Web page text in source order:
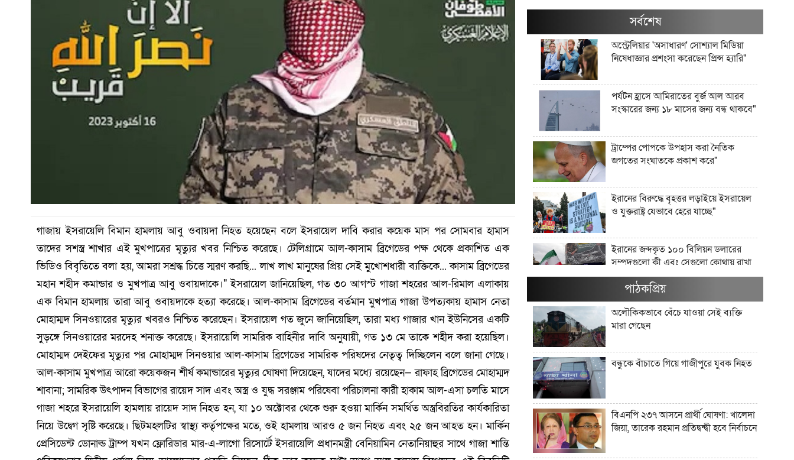
গাজায় ইসরায়েলি বিমান হামলায় আবু ওবায়দা নিহত হয়েছেন বলে ইসরায়েল দাবি করার কয়েক মাস পর সোমবার হামাস
তাদের সশস্ত্র শাখার এই মুখপাত্রের মৃত্যুর খবর নিশ্চিত করেছে। টেলিগ্রামে আল-কাসাম ব্রিগেডের পক্ষ থেকে প্রকাশিত এক
ভিডিও বিবৃতিতে বলা হয়, আমরা সশ্রদ্ধ চিত্তে স্মরণ করছি... লাখ লাখ মানুষের প্রিয় সেই মুখোশধারী ব্যক্তিকে... কাসাম ব্রিগেডের
মহান শহীদ কমান্ডার ও মুখপাত্র আবু ওবায়দাকে।" ইসরায়েল জানিয়েছিল, গত ৩০ আগস্ট গাজা শহরের আল-রিমাল এলাকায়
এক বিমান হামলায় তারা আবু ওবায়দাকে হত্যা করেছে। আল-কাসাম ব্রিগেডের বর্তমান মুখপাত্র গাজা উপত্যকায় হামাস নেতা
মোহাম্মদ সিনওয়ারের মৃত্যুর খবরও নিশ্চিত করেছেন। ইসরায়েল গত জুনে জানিয়েছিল, তারা মধ্য গাজার খান ইউনিসের একটি
সুড়ঙ্গে সিনওয়ারের মরদেহ শনাক্ত করেছে। ইসরায়েলি সামরিক বাহিনীর দাবি অনুযায়ী, গত ১৩ মে তাকে শহীদ করা হয়েছিল।
মোহাম্মদ দেইফের মৃত্যুর পর মোহাম্মদ সিনওয়ার আল-কাসাম ব্রিগেডের সামরিক পরিষদের নেতৃত্ব দিচ্ছিলেন বলে জানা গেছে।
আল-কাসাম মুখপাত্র আরো কয়েকজন শীর্ষ কমান্ডারের মৃত্যুর ঘোষণা দিয়েছেন, যাদের মধ্যে রয়েছেন— রাফাহ ব্রিগেডের মোহাম্মদ
শাবানা; সামরিক উৎপাদন বিভাগের রায়েদ সাদ এবং অস্ত্র ও যুদ্ধ সরঞ্জাম পরিষেবা পরিচালনা কারী হাকাম আল-এসা চলতি মাসে
গাজা শহরে ইসরায়েলি হামলায় রায়েদ সাদ নিহত হন, যা ১০ অক্টোবর থেকে শুরু হওয়া মার্কিন সমর্থিত অস্ত্রবিরতির কার্যকারিতা
নিয়ে উদ্বেগ সৃষ্টি করেছে। ছিটমহলটির স্বাস্থ্য কর্তৃপক্ষের মতে, ওই হামলায় আরও ৫ জন নিহত এবং ২৫ জন আহত হন। মার্কিন
প্রেসিডেন্ট ডোনাল্ড ট্রাম্প যখন ফ্লোরিডার মার-এ-লাগো রিসোর্টে ইসরায়েলি প্রধানমন্ত্রী বেনিয়ামিন নেতানিয়াহুর সাথে গাজা শান্তি
সর্বশেষ
অস্ট্রেলিয়ার 'অসাধারণ' সোশ্যাল মিডিয়া
নিষেধাজ্ঞার প্রশংসা করেছেন প্রিন্স হ্যারি"
পর্যটন হ্রাসে আমিরাতের বুর্জ আল আরব
সংস্কারের জন্য ১৮ মাসের জন্য বন্ধ থাকবে"
ট্রাম্পের পোপকে উপহাস করা নৈতিক
জগতের সংঘাতকে প্রকাশ করে"
ইরানের বিরুদ্ধে বৃহত্তর লড়াইয়ে ইসরায়েল
ও যুক্তরাষ্ট্র যেভাবে হেরে যাচ্ছে"
ইরানের জব্দকৃত ১০০ বিলিয়ন ডলারের
সম্পদগুলো কী এবং সেগুলো কোথায় রাখা
আছে?"
মার্কিন তেল অবরোধ কি কিউবান চুরুটের
আগুন নিভিয়ে দিতে পারে?"
যে সংস্কৃতি লোকশিল্পকে উদযাপন করে,
সেখানে কেন লোকশিল্পীরা অদৃশ্য থেকে
আধুনিক বাংলাদেশে লোকসাহিত্য অধ্যয়ন
কেন গুরুত্বপূর্ণ?"
পাঠকপ্রিয়
অলৌকিকভাবে বেঁচে যাওয়া সেই ব্যক্তি
মারা গেছেন
বন্ধুকে বাঁচাতে গিয়ে গাজীপুরে যুবক নিহত
বিএনপি ২৩৭ আসনে প্রার্থী ঘোষণা: খালেদা
জিয়া, তারেক রহমান প্রতিদ্বন্দ্বী হবে নির্বাচনে